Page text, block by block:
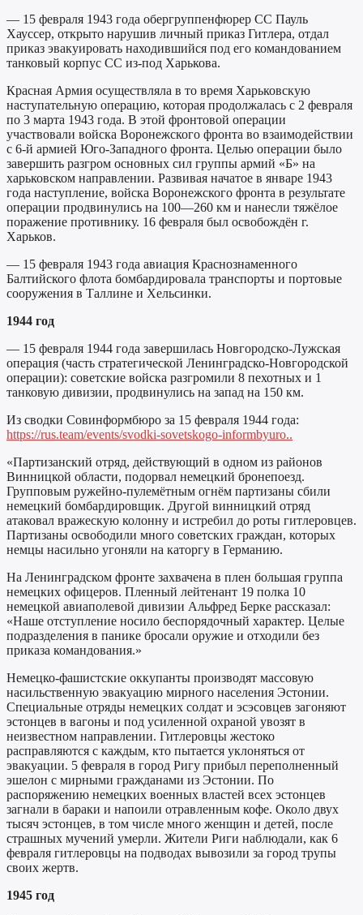
— 15 февраля 1943 года обергруппенфюрер СС Пауль
Хауссер, открыто нарушив личный приказ Гитлера, отдал
приказ эвакуировать находившийся под его командованием
танковый корпус СС из-под Харькова.
Красная Армия осуществляла в то время Харьковскую
наступательную операцию, которая продолжалась с 2 февраля
по 3 марта 1943 года. В этой фронтовой операции
участвовали войска Воронежского фронта во взаимодействии
с 6-й армией Юго-Западного фронта. Целью операции было
завершить разгром основных сил группы армий «Б» на
харьковском направлении. Развивая начатое в январе 1943
года наступление, войска Воронежского фронта в результате
операции продвинулись на 100—260 км и нанесли тяжёлое
поражение противнику. 16 февраля был освобождён г.
Харьков.
— 15 февраля 1943 года авиация Краснознаменного
Балтийского флота бомбардировала транспорты и портовые
сооружения в Таллине и Хельсинки.
1944 год
— 15 февраля 1944 года завершилась Новгородско-Лужская
операция (часть стратегической Ленинградско-Новгородской
операции): советские войска разгромили 8 пехотных и 1
танковую дивизии, продвинулись на запад на 150 км.
Из сводки Совинформбюро за 15 февраля 1944 года:
https://rus.team/events/svodki-sovetskogo-informbyuro..
«Партизанский отряд, действующий в одном из районов
Винницкой области, подорвал немецкий бронепоезд.
Групповым ружейно-пулемётным огнём партизаны сбили
немецкий бомбардировщик. Другой винницкий отряд
атаковал вражескую колонну и истребил до роты гитлеровцев.
Партизаны освободили много советских граждан, которых
немцы насильно угоняли на каторгу в Германию.
На Ленинградском фронте захвачена в плен большая группа
немецких офицеров. Пленный лейтенант 19 полка 10
немецкой авиаполевой дивизии Альфред Берке рассказал:
«Наше отступление носило беспорядочный характер. Целые
подразделения в панике бросали оружие и отходили без
приказа командования.»
Немецко-фашистские оккупанты производят массовую
насильственную эвакуацию мирного населения Эстонии.
Специальные отряды немецких солдат и эсэсовцев загоняют
эстонцев в вагоны и под усиленной охраной увозят в
неизвестном направлении. Гитлеровцы жестоко
расправляются с каждым, кто пытается уклоняться от
эвакуации. 5 февраля в город Ригу прибыл переполненный
эшелон с мирными гражданами из Эстонии. По
распоряжению немецких военных властей всех эстонцев
загнали в бараки и напоили отравленным кофе. Около двух
тысяч эстонцев, в том числе много женщин и детей, после
страшных мучений умерли. Жители Риги наблюдали, как 6
февраля гитлеровцы на подводах вывозили за город трупы
своих жертв.
1945 год